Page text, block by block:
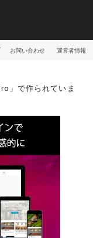
お問い合わせ 運営者情報
」で作られていま